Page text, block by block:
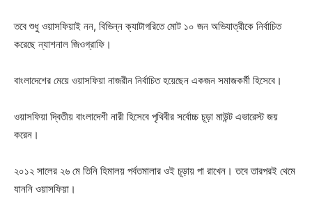
তবে শুধু ওয়াসফিয়াই নন, বিভিন্ন ক্যাটাগরিতে মোট ১০ জন অভিযাত্রীকে নির্বাচিত
করেছে ন্যাশনাল জিওগ্রাফি।
বাংলাদেশের মেয়ে ওয়াসফিয়া নাজরীন নির্বাচিত হয়েছেন একজন সমাজকর্মী হিসেবে।
ওয়াসফিয়া দ্বিতীয় বাংলাদেশী নারী হিসেবে পৃথিবীর সর্বোচ্চ চূড়া মাউন্ট এভারেস্ট জয়
করেন।
২০১২ সালের ২৬ মে তিনি হিমালয় পর্বতমালার ওই চূড়ায় পা রাখেন। তবে তারপরই থেমে
যাননি ওয়াসফিয়া।